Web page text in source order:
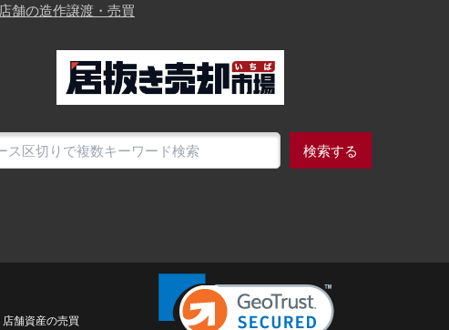
舗の造作譲渡・売買
検索する
舗資産の売買